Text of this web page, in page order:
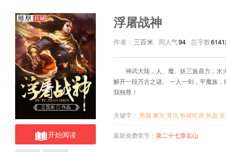
开始阅读
浮屠战神
作者： 三百米 周人气94 总字数
神武大陆，人、魔、妖三族鼎力，
解开一段万古之谜。 一人一剑，平魔族
我独尊！
关键字： 男频爽文 复仇扮猪吃虎 热血
最新免费章节： 第二十七章岳山